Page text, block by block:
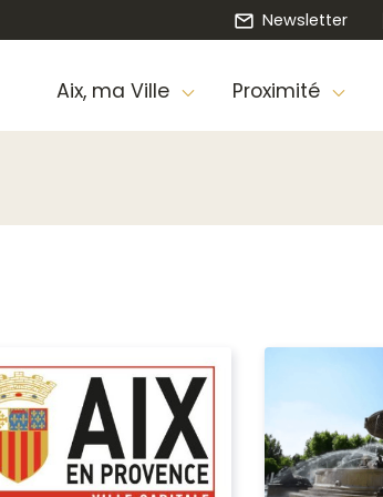
Newsletter
Aix, ma Ville Proximité